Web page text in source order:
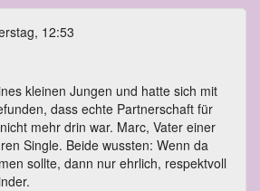
12:53
kleinen Jungen und hatte sich mit
dass echte Partnerschaft für
mehr drin war. Marc, Vater einer
Single. Beide wussten: Wenn da
sollte, dann nur ehrlich, respektvoll